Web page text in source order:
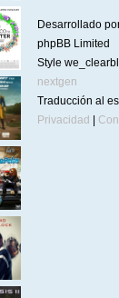
Desarrollado
phpBB Limited
Style
nextgen
Traducción al
Privacidad